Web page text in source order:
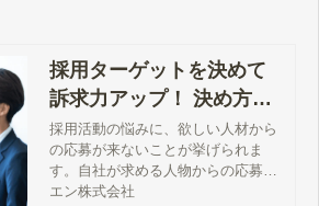
採用ターゲットを決めて
訴求力アップ！ 決め方や
ポイントを解説
採用活動の悩みに、欲しい人材から
の応募が来ないことが挙げられま
す。自社が求める人物からの応募に
つなげるためには、採用ターゲット
エン株式会社